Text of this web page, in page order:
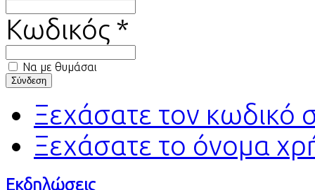
Κωδικός *
Να με θυμάσαι
Ξεχάσατε τον κωδικό
Ξεχάσατε το όνομα
Εκδηλώσεις